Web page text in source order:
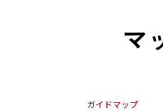
マ
ガイドマップ